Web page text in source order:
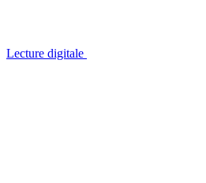
Lecture digitale